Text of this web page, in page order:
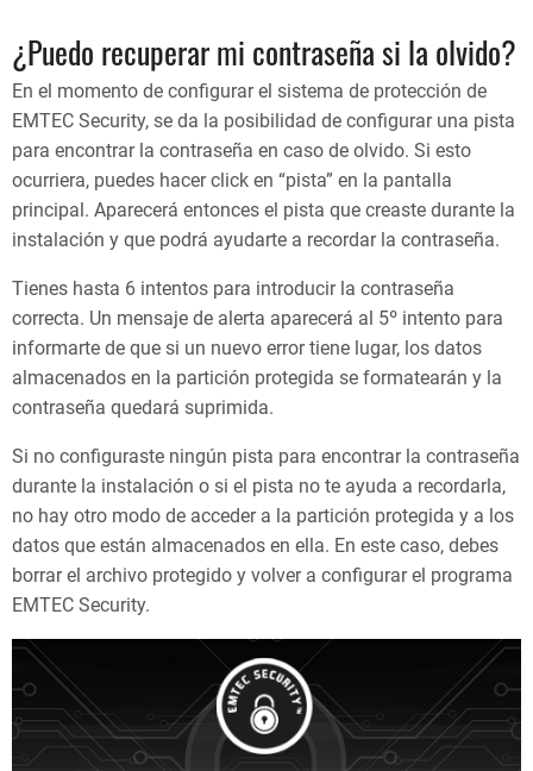
¿Puedo recuperar mi contraseña si la olvido?
En el momento de configurar el sistema de protección de
EMTEC Security, se da la posibilidad de configurar una pista
para encontrar la contraseña en caso de olvido. Si esto
ocurriera, puedes hacer click en “pista” en la pantalla
principal. Aparecerá entonces el pista que creaste durante la
instalación y que podrá ayudarte a recordar la contraseña.
Tienes hasta 6 intentos para introducir la contraseña
correcta. Un mensaje de alerta aparecerá al 5º intento para
informarte de que si un nuevo error tiene lugar, los datos
almacenados en la partición protegida se formatearán y la
contraseña quedará suprimida.
Si no configuraste ningún pista para encontrar la contraseña
durante la instalación o si el pista no te ayuda a recordarla,
no hay otro modo de acceder a la partición protegida y a los
datos que están almacenados en ella. En este caso, debes
borrar el archivo protegido y volver a configurar el programa
EMTEC Security.